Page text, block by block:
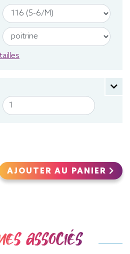
AJOUTER AU PANIER
associés